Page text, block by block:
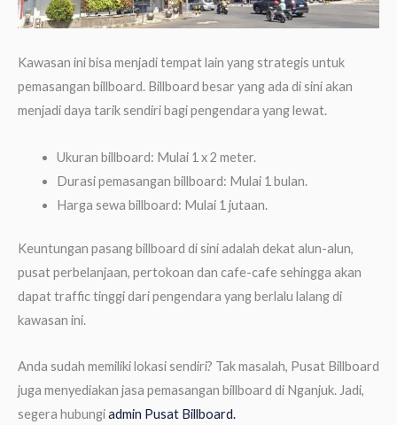
Kawasan ini bisa menjadi tempat lain yang strategis untuk
pemasangan billboard. Billboard besar yang ada di sini akan
menjadi daya tarik sendiri bagi pengendara yang lewat.
Ukuran billboard: Mulai 1 x 2 meter.
Durasi pemasangan billboard: Mulai 1 bulan.
Harga sewa billboard: Mulai 1 jutaan.
Keuntungan pasang billboard di sini adalah dekat alun-alun,
pusat perbelanjaan, pertokoan dan cafe-cafe sehingga akan
dapat traffic tinggi dari pengendara yang berlalu lalang di
kawasan ini.
Anda sudah memiliki lokasi sendiri? Tak masalah, Pusat Billboard
juga menyediakan jasa pemasangan billboard di Nganjuk. Jadi,
segera hubungiadmin Pusat Billboard.